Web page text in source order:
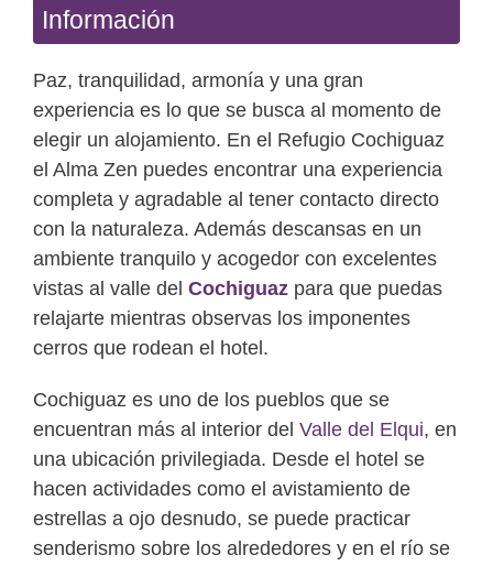
Información
Paz, tranquilidad, armonía y una gran
experiencia es lo que se busca al momento de
elegir un alojamiento. En el Refugio Cochiguaz
el Alma Zen puedes encontrar una experiencia
completa y agradable al tener contacto directo
con la naturaleza. Además descansas en un
ambiente tranquilo y acogedor con excelentes
vistas al valle del Cochiguaz para que puedas
relajarte mientras observas los imponentes
cerros que rodean el hotel.
Cochiguaz es uno de los pueblos que se
encuentran más al interior del Valle del Elqui, en
una ubicación privilegiada. Desde el hotel se
hacen actividades como el avistamiento de
estrellas a ojo desnudo, se puede practicar
senderismo sobre los alrededores y en el río se